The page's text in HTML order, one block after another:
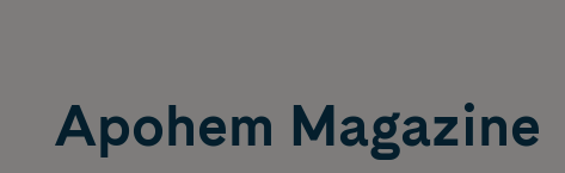
Apohem Magazine